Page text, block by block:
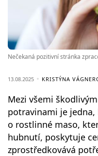
Nečekaná pozitivní stránka
13.08.2025 KRISTÝNA
Mezi všemi
potravinami je jedna,
o rostlinné maso,
hubnutí, poskytuje
zprostředkovává